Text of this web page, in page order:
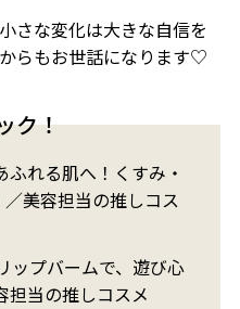
さな変化は大きな自信を
らもお世話になります♡
ク！
ふれる肌へ！くすみ・
美容担当の推しコス
ップバームで、遊び心
担当の推しコスメ